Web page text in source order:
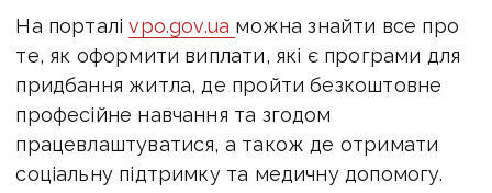
На порталіvpo.gov.ua можна знайти все про
те, як оформити виплати, які є програми для
придбання житла, де пройти безкоштовне
професійне навчання та згодом
працевлаштуватися, а також де отримати
соціальну підтримку та медичну допомогу.